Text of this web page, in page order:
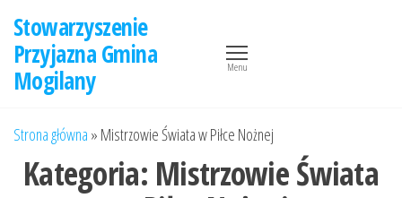
treści
Stowarzyszenie
Przyjazna Gmina
Mogilany
Menu
Strona główna » Mistrzowie Świata w Piłce Nożnej
Kategoria: Mistrzowie Świata